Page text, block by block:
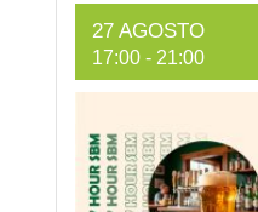
27 AGOSTO
17:00 - 21:00